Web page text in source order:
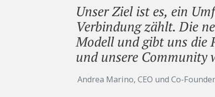
Unser Ziel ist es, ein
Verbindung zählt. Die
Modell und gibt uns die
und unsere Community
Andrea Marino, CEO und Co-